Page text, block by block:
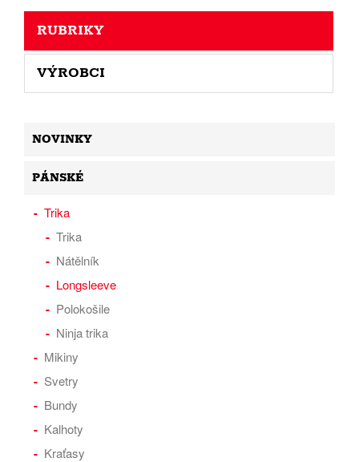
RUBRIKY
VÝROBCI
NOVINKY
PÁNSKÉ
Trika
Trika
Nátělník
Longsleeve
Polokošile
Ninja trika
Mikiny
Svetry
Bundy
Kalhoty
Kraťasy